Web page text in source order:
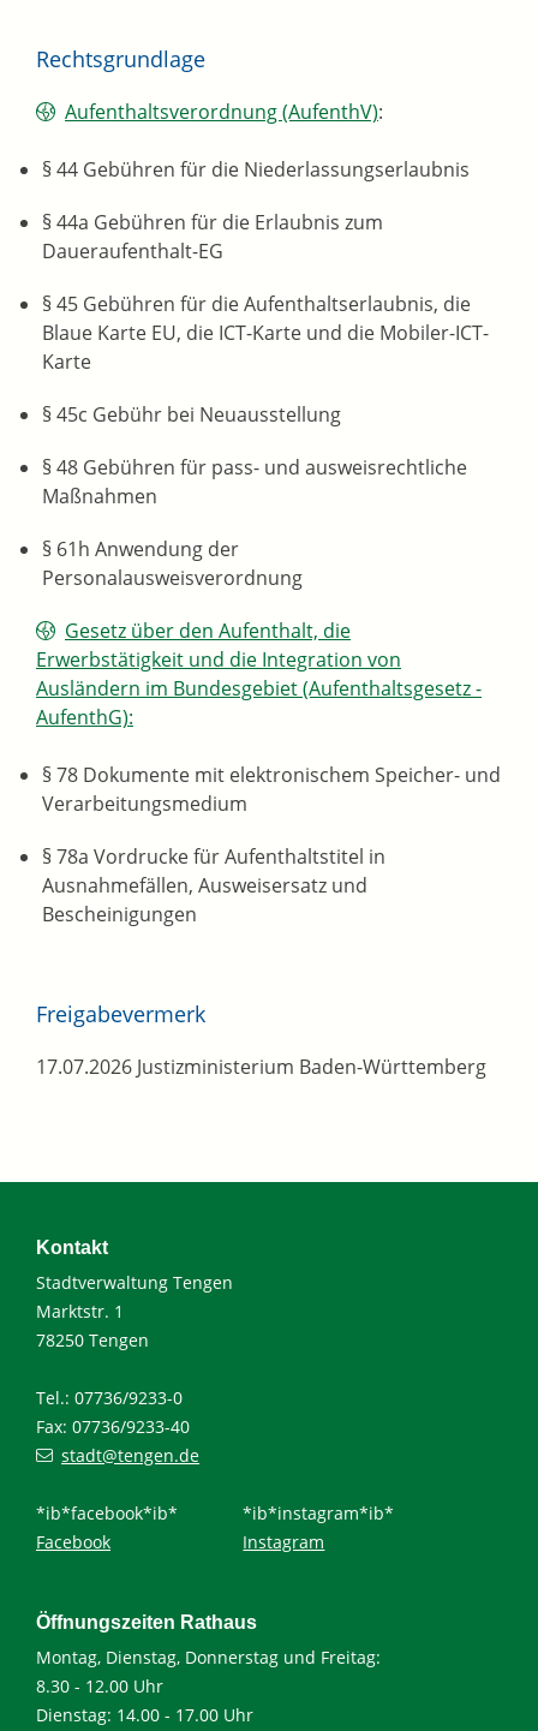
Rechtsgrundlage
Aufenthaltsverordnung (AufenthV):
§ 44 Gebühren für die Niederlassungserlaubnis
§ 44a Gebühren für die Erlaubnis zum
Daueraufenthalt-EG
§ 45 Gebühren für die Aufenthaltserlaubnis, die
Blaue Karte EU, die ICT-Karte und die Mobiler-ICT-
Karte
§ 45c Gebühr bei Neuausstellung
§ 48 Gebühren für pass- und ausweisrechtliche
Maßnahmen
§ 61h Anwendung der
Personalausweisverordnung
Gesetz über den Aufenthalt, die
Erwerbstätigkeit und die Integration von
Ausländern im Bundesgebiet (Aufenthaltsgesetz -
AufenthG):
§ 78 Dokumente mit elektronischem Speicher- und
Verarbeitungsmedium
§ 78a Vordrucke für Aufenthaltstitel in
Ausnahmefällen, Ausweisersatz und
Bescheinigungen
Freigabevermerk
17.07.2026 Justizministerium Baden-Württemberg
Kontakt
Stadtverwaltung Tengen
Marktstr. 1
78250 Tengen
Tel.: 07736/9233-0
Fax: 07736/9233-40
stadt@tengen.de
*ib*facebook*ib*
Facebook
*ib*instagram*ib*
Instagram
Öffnungszeiten Rathaus
Montag, Dienstag, Donnerstag und Freitag:
8.30 - 12.00 Uhr
Dienstag: 14.00 - 17.00 Uhr